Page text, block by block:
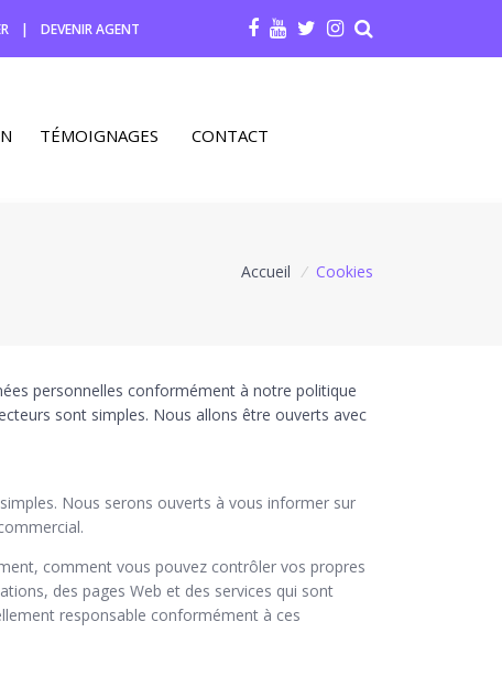
| DEVENIR AGENT
TÉMOIGNAGES CONTACT
Accueil / Cookies
personnelles conformément à notre politique
sont simples. Nous allons être ouverts avec
Nous serons ouverts à vous informer sur
comment vous pouvez contrôler vos propres
des pages Web et des services qui sont
responsable conformément à ces